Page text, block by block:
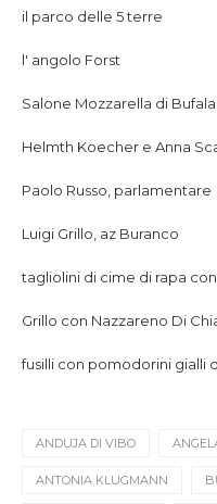
il parco delle 5 terre
l' angolo Forst
Salone Mozzarella di Bufala
Helmth Koecher e Anna
Paolo Russo, parlamentare
Luigi Grillo, az Buranco
tagliolini di cime di rapa
Grillo con Nazzareno Di
fusilli con pomodorini gialli
ANDUJA DI VIBO
ANTONIA KLUGMANN